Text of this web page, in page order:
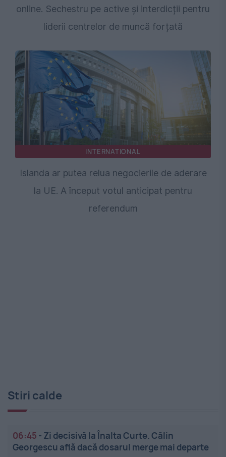
online. Sechestru pe active și interdicții pentru
liderii centrelor de muncă forțată
INTERNATIONAL
Islanda ar putea relua negocierile de aderare
la UE. A început votul anticipat pentru
referendum
Stiri calde
06:45 - Zi decisivă la Înalta Curte. Călin
Georgescu află dacă dosarul merge mai departe